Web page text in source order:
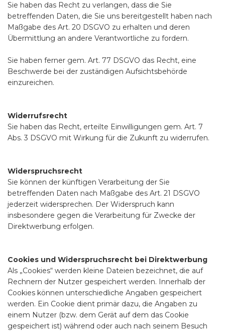
Sie haben das Recht zu verlangen, dass die Sie
betreffenden Daten, die Sie uns bereitgestellt haben nach
Maßgabe des Art. 20 DSGVO zu erhalten und deren
Übermittlung an andere Verantwortliche zu fordern.
Sie haben ferner gem. Art. 77 DSGVO das Recht, eine
Beschwerde bei der zuständigen Aufsichtsbehörde
einzureichen.
Widerrufsrecht
Sie haben das Recht, erteilte Einwilligungen gem. Art. 7
Abs. 3 DSGVO mit Wirkung für die Zukunft zu widerrufen.
Widerspruchsrecht
Sie können der künftigen Verarbeitung der Sie
betreffenden Daten nach Maßgabe des Art. 21 DSGVO
jederzeit widersprechen. Der Widerspruch kann
insbesondere gegen die Verarbeitung für Zwecke der
Direktwerbung erfolgen.
Cookies und Widerspruchsrecht bei Direktwerbung
Als „Cookies“ werden kleine Dateien bezeichnet, die auf
Rechnern der Nutzer gespeichert werden. Innerhalb der
Cookies können unterschiedliche Angaben gespeichert
werden. Ein Cookie dient primär dazu, die Angaben zu
einem Nutzer (bzw. dem Gerät auf dem das Cookie
gespeichert ist) während oder auch nach seinem Besuch